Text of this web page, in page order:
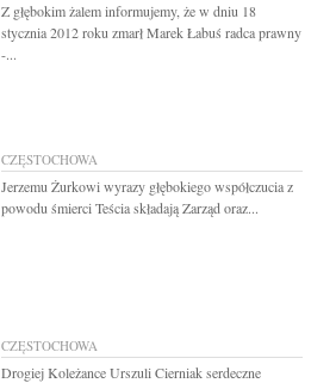
Z głębokim żalem informujemy, że w dniu 18
stycznia 2012 roku zmarł Marek Łabuś radca prawny
-...
CZĘSTOCHOWA
Jerzemu Żurkowi wyrazy głębokiego współczucia z
powodu śmierci Teścia składają Zarząd oraz...
CZĘSTOCHOWA
Drogiej Koleżance Urszuli Cierniak serdeczne